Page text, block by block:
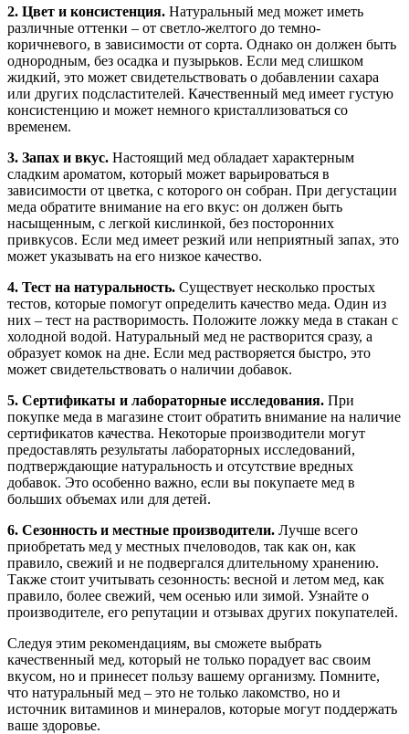
2. Цвет и консистенция. Натуральный мед может иметь
различные оттенки – от светло-желтого до темно-
коричневого, в зависимости от сорта. Однако он должен быть
однородным, без осадка и пузырьков. Если мед слишком
жидкий, это может свидетельствовать о добавлении сахара
или других подсластителей. Качественный мед имеет густую
консистенцию и может немного кристаллизоваться со
временем.
3. Запах и вкус. Настоящий мед обладает характерным
сладким ароматом, который может варьироваться в
зависимости от цветка, с которого он собран. При дегустации
меда обратите внимание на его вкус: он должен быть
насыщенным, с легкой кислинкой, без посторонних
привкусов. Если мед имеет резкий или неприятный запах, это
может указывать на его низкое качество.
4. Тест на натуральность. Существует несколько простых
тестов, которые помогут определить качество меда. Один из
них – тест на растворимость. Положите ложку меда в стакан с
холодной водой. Натуральный мед не растворится сразу, а
образует комок на дне. Если мед растворяется быстро, это
может свидетельствовать о наличии добавок.
5. Сертификаты и лабораторные исследования. При
покупке меда в магазине стоит обратить внимание на наличие
сертификатов качества. Некоторые производители могут
предоставлять результаты лабораторных исследований,
подтверждающие натуральность и отсутствие вредных
добавок. Это особенно важно, если вы покупаете мед в
больших объемах или для детей.
6. Сезонность и местные производители. Лучше всего
приобретать мед у местных пчеловодов, так как он, как
правило, свежий и не подвергался длительному хранению.
Также стоит учитывать сезонность: весной и летом мед, как
правило, более свежий, чем осенью или зимой. Узнайте о
производителе, его репутации и отзывах других покупателей.
Следуя этим рекомендациям, вы сможете выбрать
качественный мед, который не только порадует вас своим
вкусом, но и принесет пользу вашему организму. Помните,
что натуральный мед – это не только лакомство, но и
источник витаминов и минералов, которые могут поддержать
ваше здоровье.